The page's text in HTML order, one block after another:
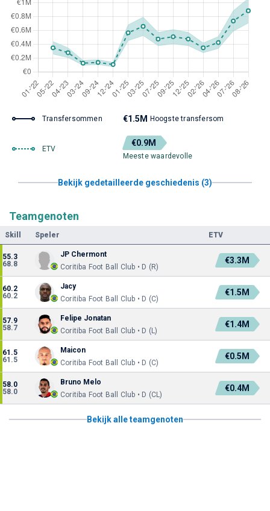
Transfersommen €1.5M Hoogste transfersom
ETV
€0.9M
Meeste waardevolle
Bekijk gedetailleerde geschiedenis (3)
Teamgenoten
Skill Speler ETV
55.3
68.8
JP Chermont
Coritiba Foot Ball Club • D (R)
€3.3M
60.2
60.2
Jacy
Coritiba Foot Ball Club • D (C)
€1.5M
57.9
58.7
Felipe Jonatan
Coritiba Foot Ball Club • D (L)
€1.4M
61.5
61.5
Maicon
Coritiba Foot Ball Club • D (C)
€0.5M
58.0
58.0
Bruno Melo
Coritiba Foot Ball Club • D (CL)
€0.4M
Bekijk alle teamgenoten